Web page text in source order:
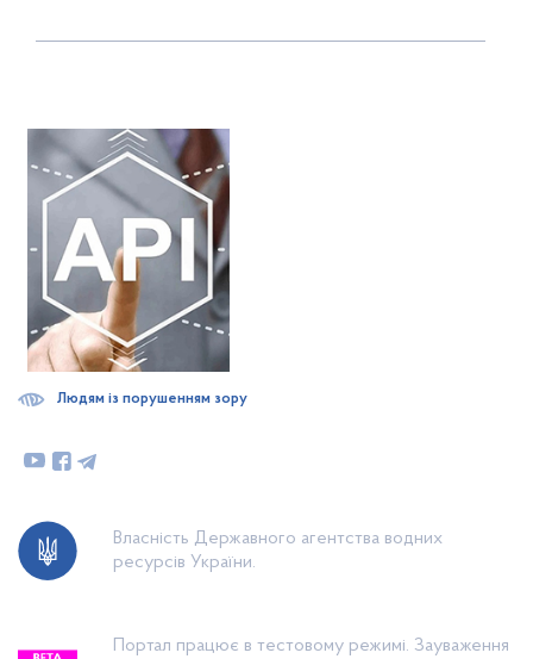
Власність Державного агентства водних
ресурсів України.
Портал працює в тестовому режимі. Зауваження
Людям із порушенням зору